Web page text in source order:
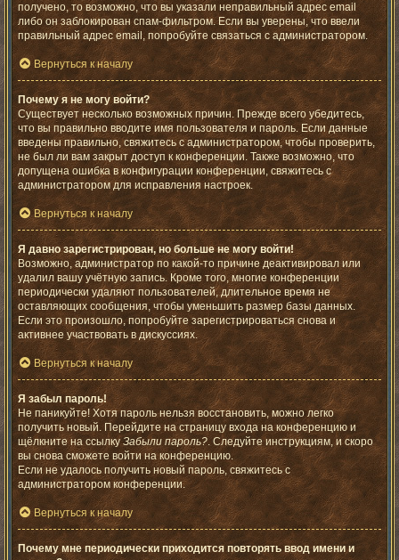
получено, то возможно, что вы указали неправильный адрес email
либо он заблокирован спам-фильтром. Если вы уверены, что ввели
правильный адрес email, попробуйте связаться с администратором.
Вернуться к началу
Почему я не могу войти?
Существует несколько возможных причин. Прежде всего убедитесь,
что вы правильно вводите имя пользователя и пароль. Если данные
введены правильно, свяжитесь с администратором, чтобы проверить,
не был ли вам закрыт доступ к конференции. Также возможно, что
допущена ошибка в конфигурации конференции, свяжитесь с
администратором для исправления настроек.
Вернуться к началу
Я давно зарегистрирован, но больше не могу войти!
Возможно, администратор по какой-то причине деактивировал или
удалил вашу учётную запись. Кроме того, многие конференции
периодически удаляют пользователей, длительное время не
оставляющих сообщения, чтобы уменьшить размер базы данных.
Если это произошло, попробуйте зарегистрироваться снова и
активнее участвовать в дискуссиях.
Вернуться к началу
Я забыл пароль!
Не паникуйте! Хотя пароль нельзя восстановить, можно легко
получить новый. Перейдите на страницу входа на конференцию и
щёлкните на ссылкуЗабыли пароль?. Следуйте инструкциям, и скоро
вы снова сможете войти на конференцию.
Если не удалось получить новый пароль, свяжитесь с
администратором конференции.
Вернуться к началу
Почему мне периодически приходится повторять ввод имени и